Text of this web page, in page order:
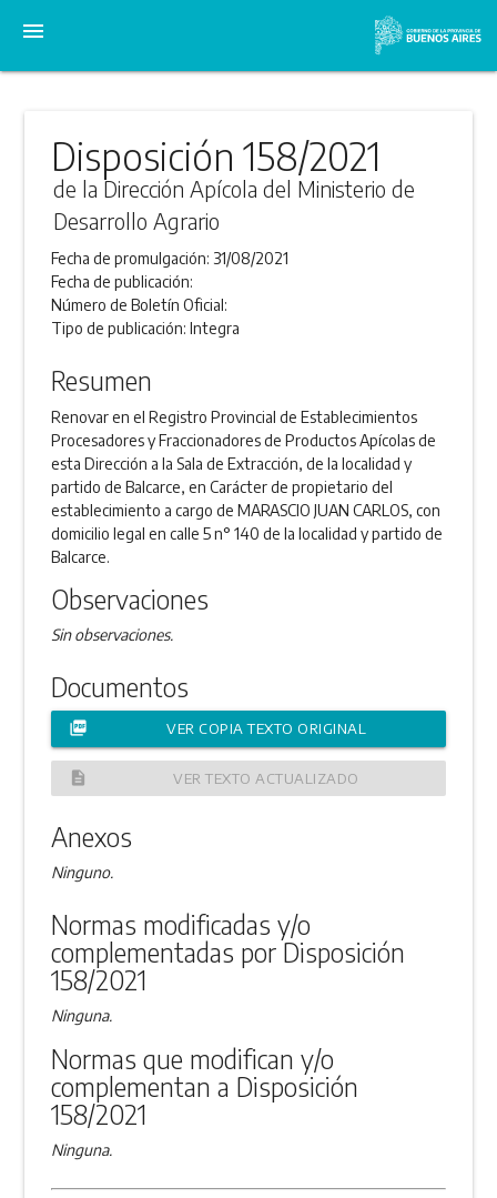
menu
Disposición 158/2021
de la Dirección Apícola del Ministerio de
Desarrollo Agrario
Fecha de promulgación: 31/08/2021
Fecha de publicación:
Número de Boletín Oficial:
Tipo de publicación:Integra
Resumen
Renovar en el Registro Provincial de Establecimientos
Procesadores y Fraccionadores de Productos Apícolas de
esta Dirección a la Sala de Extracción, de la localidad y
partido de Balcarce, en Carácter de propietario del
establecimiento a cargo de MARASCIO JUAN CARLOS, con
domicilio legal en calle 5 n° 140 de la localidad y partido de
Balcarce.
Observaciones
Sin observaciones.
Documentos
picture_as_pdf VER COPIA TEXTO ORIGINAL
description VER TEXTO ACTUALIZADO
Anexos
Ninguno.
Normas modificadas y/o
complementadas por Disposición
158/2021
Ninguna.
Normas que modifican y/o
complementan a Disposición
158/2021
Ninguna.